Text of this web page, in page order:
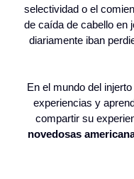
selectividad o el
de caída de cabello en
diariamente iban
En el mundo del
experiencias y
compartir su
novedosas